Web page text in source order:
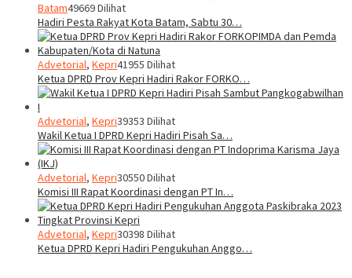
Batam49669 Dilihat
Hadiri Pesta Rakyat Kota Batam, Sabtu 30…
Advetorial, Kepri41955 Dilihat
Ketua DPRD Prov Kepri Hadiri Rakor FORKO…
Advetorial, Kepri39353 Dilihat
Wakil Ketua I DPRD Kepri Hadiri Pisah Sa…
Advetorial, Kepri30550 Dilihat
Komisi III Rapat Koordinasi dengan PT In…
Advetorial, Kepri30398 Dilihat
Ketua DPRD Kepri Hadiri Pengukuhan Anggo…